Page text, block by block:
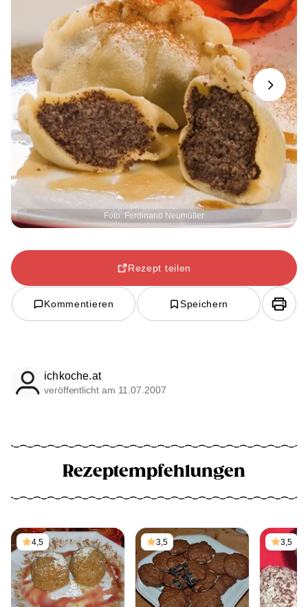
Foto: Ferdinand Neumüller
Next
Rezept teilen
Kommentieren Speichern
ichkoche.at
veröffentlicht am 11.07.2007
Rezeptempfehlungen
4,5 3,5 3,5